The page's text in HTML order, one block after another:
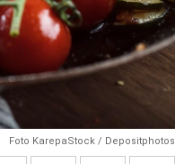
Foto KarepaStock / Depositphotos